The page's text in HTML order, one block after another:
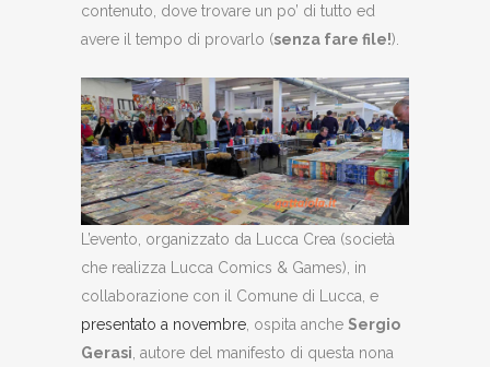
contenuto, dove trovare un po’ di tutto ed
avere il tempo di provarlo (senza fare file!).
L’evento, organizzato da Lucca Crea (società
che realizza Lucca Comics & Games), in
collaborazione con il Comune di Lucca, e
presentato a novembre , ospita anche Sergio
Gerasi , autore del manifesto di questa nona